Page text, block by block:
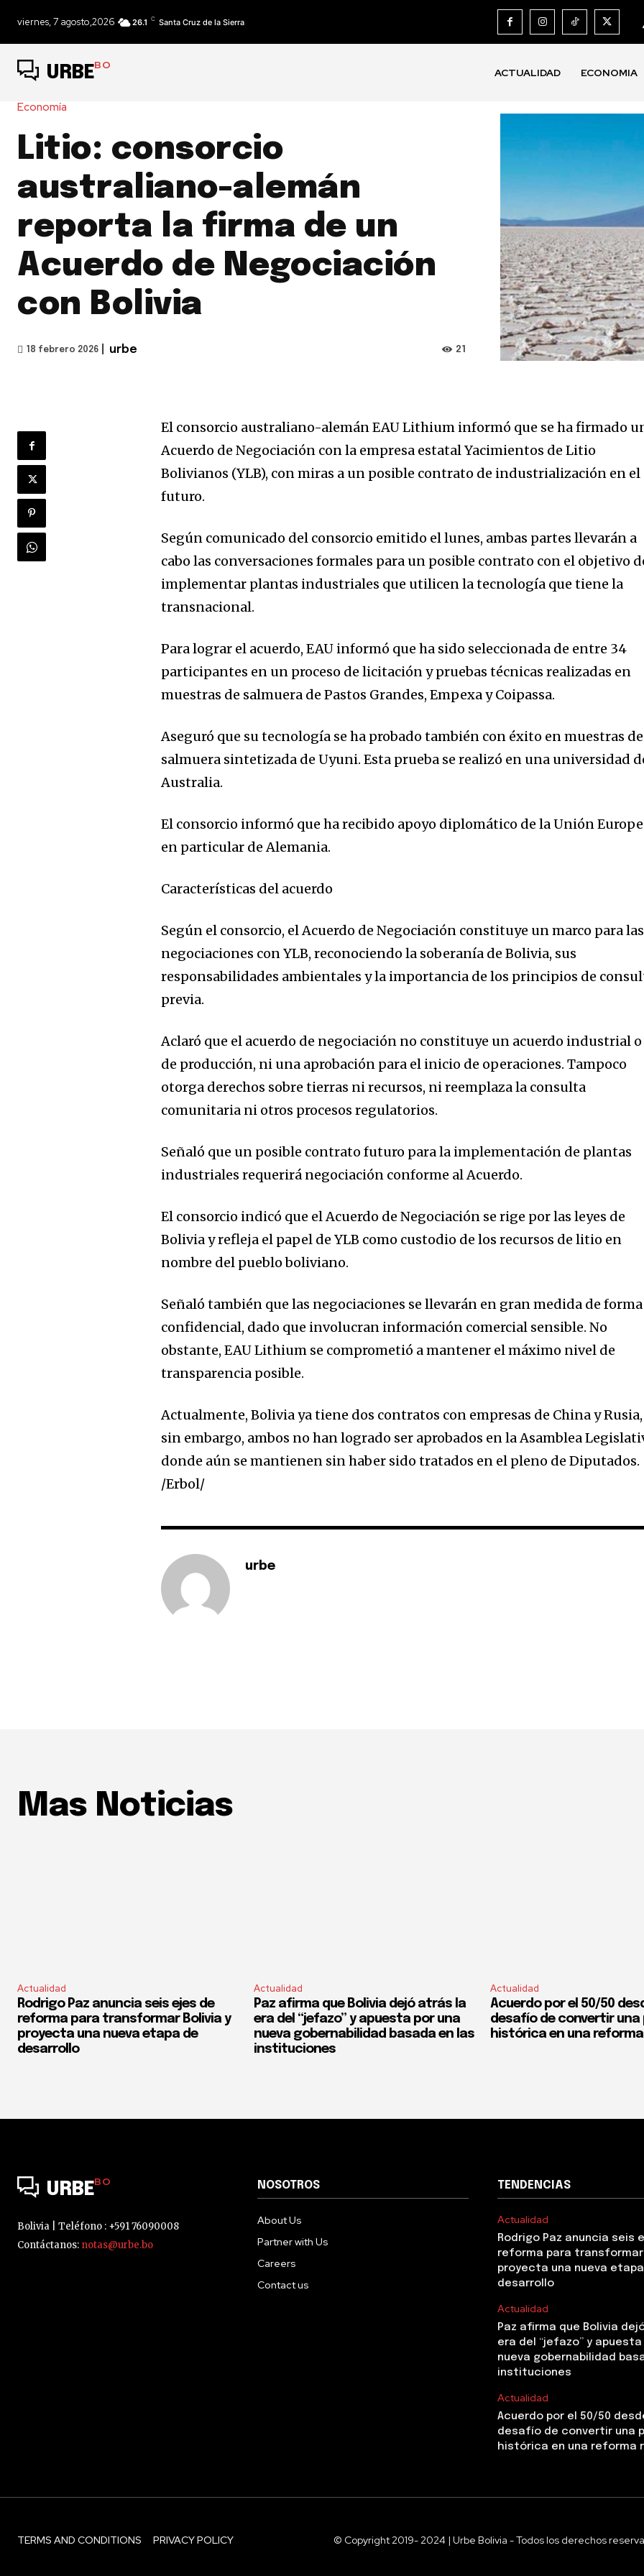
viernes, 7 agosto,2026 26.1 C Santa Cruz de la Sierra
URBEBO
ACTUALIDAD ECONOMIA
Economía
Litio: consorcio
australiano-alemán
reporta la firma de un
Acuerdo de Negociación
con Bolivia
18 febrero 2026 urbe 21
El consorcio australiano-alemán EAU Lithium informó que se ha firmado
Acuerdo de Negociación con la empresa estatal Yacimientos de Litio
Bolivianos (YLB), con miras a un posible contrato de industrialización en el
futuro.
Según comunicado del consorcio emitido el lunes, ambas partes llevarán a
cabo las conversaciones formales para un posible contrato con el objetivo
implementar plantas industriales que utilicen la tecnología que tiene la
transnacional.
Para lograr el acuerdo, EAU informó que ha sido seleccionada de entre 34
participantes en un proceso de licitación y pruebas técnicas realizadas en
muestras de salmuera de Pastos Grandes, Empexa y Coipassa.
Aseguró que su tecnología se ha probado también con éxito en muestras de
salmuera sintetizada de Uyuni. Esta prueba se realizó en una universidad
Australia.
El consorcio informó que ha recibido apoyo diplomático de la Unión
en particular de Alemania.
Características del acuerdo
Según el consorcio, el Acuerdo de Negociación constituye un marco para las
negociaciones con YLB, reconociendo la soberanía de Bolivia, sus
responsabilidades ambientales y la importancia de los principios de
previa.
Aclaró que el acuerdo de negociación no constituye un acuerdo industrial o
de producción, ni una aprobación para el inicio de operaciones. Tampoco
otorga derechos sobre tierras ni recursos, ni reemplaza la consulta
comunitaria ni otros procesos regulatorios.
Señaló que un posible contrato futuro para la implementación de plantas
industriales requerirá negociación conforme al Acuerdo.
El consorcio indicó que el Acuerdo de Negociación se rige por las leyes de
Bolivia y refleja el papel de YLB como custodio de los recursos de litio en
nombre del pueblo boliviano.
Señaló también que las negociaciones se llevarán en gran medida de forma
confidencial, dado que involucran información comercial sensible. No
obstante, EAU Lithium se comprometió a mantener el máximo nivel de
transparencia posible.
Actualmente, Bolivia ya tiene dos contratos con empresas de China y Rusia,
sin embargo, ambos no han logrado ser aprobados en la Asamblea
donde aún se mantienen sin haber sido tratados en el pleno de Diputados.
/Erbol/
urbe
Mas Noticias
Actualidad
Rodrigo Paz anuncia seis ejes de
reforma para transformar Bolivia y
proyecta una nueva etapa de
desarrollo
Actualidad
Paz afirma que Bolivia dejó atrás la
era del “jefazo” y apuesta por una
nueva gobernabilidad basada en las
instituciones
Actualidad
Acuerdo por el 50/50
desafío de convertir una
histórica en una
URBEBO
Bolivia | Teléfono : +591 76090008
Contáctanos: notas@urbe.bo
NOSOTROS
About Us
Partner with Us
Careers
Contact us
TENDENCIAS
Actualidad
Rodrigo Paz anuncia seis
reforma para transformar
proyecta una nueva
desarrollo
Actualidad
Paz afirma que Bolivia
era del “jefazo” y apuesta
nueva gobernabilidad
instituciones
Actualidad
Acuerdo por el 50/50
desafío de convertir una
histórica en una reforma
TERMS AND CONDITIONS PRIVACY POLICY © Copyright 2019- 2024 | Urbe Bolivia - Todos los derechos